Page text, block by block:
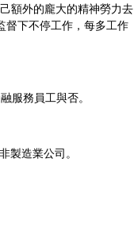
額外的龐大的精神勞力去
督下不停工作，每多工作
服務員工與否。
造業公司。